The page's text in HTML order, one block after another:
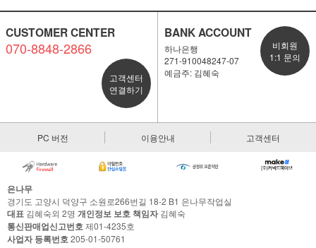
CUSTOMER CENTER
070-8848-2866
고객센터
연결하기
BANK ACCOUNT
하나은행
271-910048247-07
예금주: 김혜숙
비회원
1:1 문의
PC 버전 이용안내 고객센터
은나무
경기도 고양시 덕양구 소원로266번길 18-2 B1 은나무작업실
대표 김혜숙외 2명 개인정보 보호 책임자김혜숙
통신판매업신고번호제01-4235호
사업자 등록번호205-01-50761